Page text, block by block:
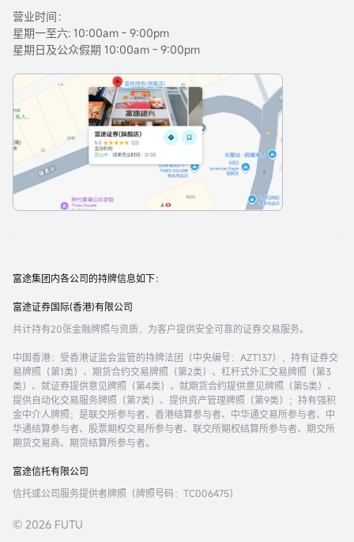
营业时间：
星期一至六: 10:00am - 9:00pm
星期日及公众假期 10:00am - 9:00pm
富途集团内各公司的持牌信息如下：
富途证券国际(香港)有限公司
共计持有20张金融牌照与资质，为客户提供安全可靠的证券交易服务。
中国香港：受香港证监会监管的持牌法团（中央编号：AZT137），持有证券交
易牌照（第1类）、期货合约交易牌照（第2类）、杠杆式外汇交易牌照（第3
类）、就证券提供意见牌照（第4类）、就期货合约提供意见牌照（第5类）、
提供自动化交易服务牌照（第7类）、提供资产管理牌照（第9类）；持有强积
金中介人牌照；是联交所参与者、香港结算参与者、中华通交易所参与者、中
华通结算参与者、股票期权交易所参与者、联交所期权结算所参与者、期交所
期货交易商、期货结算所参与者。
富途信托有限公司
信托或公司服务提供者牌照（牌照号码：TC006475）
© 2026 FUTU